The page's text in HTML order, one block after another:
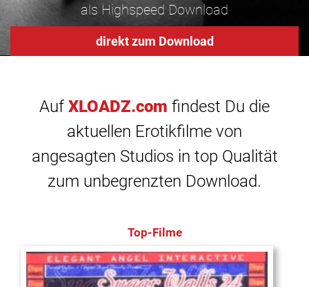
als Highspeed Download
direkt zum Download
Auf XLOADZ.com findest Du die
aktuellen Erotikfilme von
angesagten Studios in top Qualität
zum unbegrenzten Download.
Top-Filme